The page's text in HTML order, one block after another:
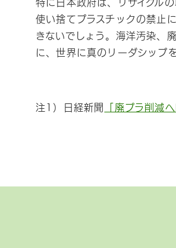
特に日本政府は、リサイクル
使い捨てプラスチックの禁止
きないでしょう。海洋汚染、
に、世界に真のリーダシップ
注1）日経新聞 「廃プラ削減